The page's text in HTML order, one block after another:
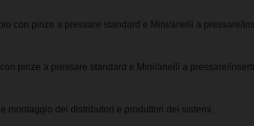
con pinze a pressare standard e Mini/anelli a pressare/
pinze a pressare standard e Mini/anelli a pressare/
montaggio dei distributori e produttori dei sistemi.